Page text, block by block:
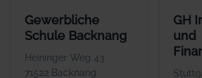
Gewerbliche
Schule Backnang
Heininger Weg 43
71522 Backnang
GEWERBLICHE SCHULE BACKNANG
ANSPRECHPARTNER
Frau Isolde Fleuchaus
WEBSITE
GH
und
GH